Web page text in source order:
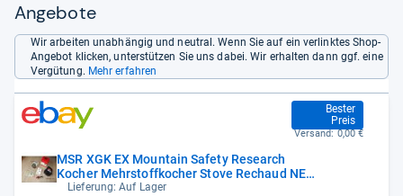
Angebote
Wir arbeiten unabhängig und neutral. Wenn Sie auf ein verlinktes Shop-
Angebot klicken, unterstützen Sie uns dabei. Wir erhalten dann ggf. eine
Vergütung. Mehr erfahren
MSR XGK EX Mountain Safety Research
Kocher Mehrstoffkocher Stove Rechaud NEU
OVP
Lieferung: Auf Lager
Bester
Preis
145,00 €
Versand: 0,00 €